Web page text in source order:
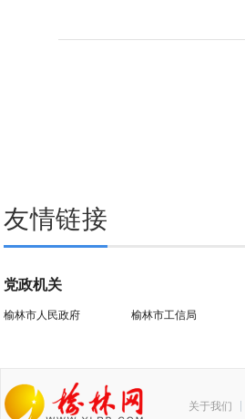
友情链接
党政机关
榆林市人民政府 榆林市工信局
关于我们